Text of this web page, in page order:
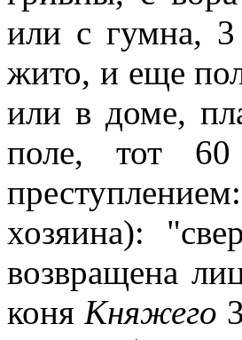
или с гумна,
жито, и еще
или в доме,
поле, тот 60
хозяина):
возвращена
коняКняжего